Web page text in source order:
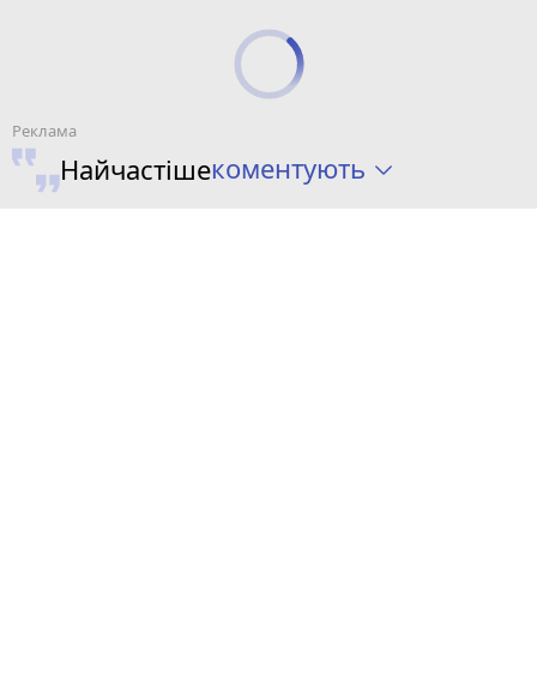
Найчастішекоментують